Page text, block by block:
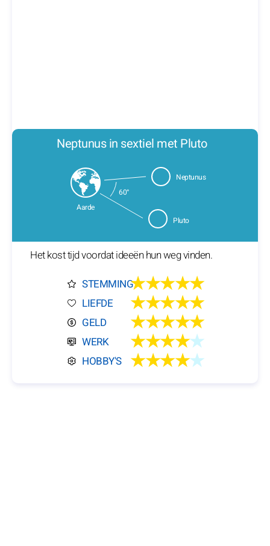
Neptunus in sextiel met Pluto
Aarde
Neptunus
Pluto
60°
Het kost tijd voordat ideeën hun weg vinden.
STEMMING★★★★★
LIEFDE ★★★★★
GELD ★★★★★
WERK ★★★★★
HOBBY'S ★★★★★